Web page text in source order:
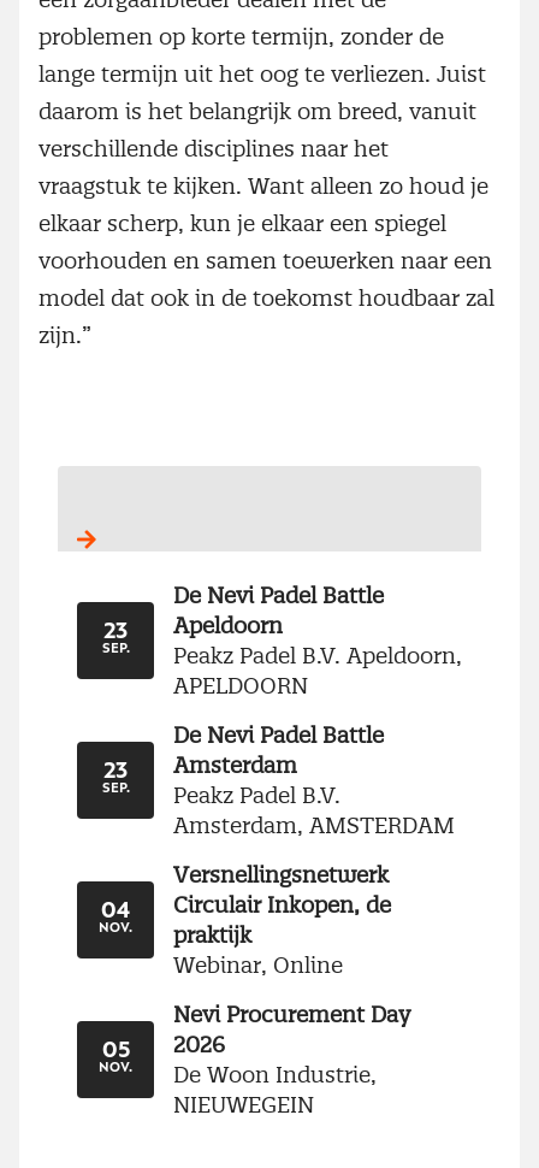
problemen op korte termijn, zonder de
lange termijn uit het oog te verliezen. Juist
daarom is het belangrijk om breed, vanuit
verschillende disciplines naar het
vraagstuk te kijken. Want alleen zo houd je
elkaar scherp, kun je elkaar een spiegel
voorhouden en samen toewerken naar een
model dat ook in de toekomst houdbaar zal
zijn.”
23
SEP.
De Nevi Padel Battle
Apeldoorn
Peakz Padel B.V. Apeldoorn,
APELDOORN
23
SEP.
De Nevi Padel Battle
Amsterdam
Peakz Padel B.V.
Amsterdam, AMSTERDAM
04
NOV.
Versnellingsnetwerk
Circulair Inkopen, de
praktijk
Webinar, Online
05
NOV.
Nevi Procurement Day
2026
De Woon Industrie,
NIEUWEGEIN